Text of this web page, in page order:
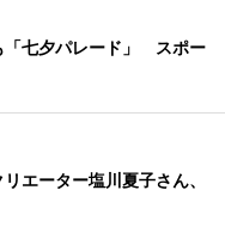
「七夕パレード」 スポー
エーター塩川夏子さん、